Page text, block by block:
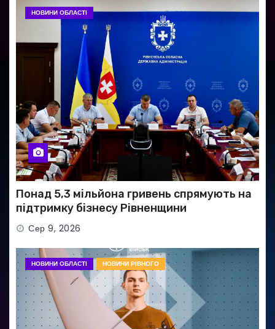
НОВИНИ ОБЛАСТІ
Понад 5,3 мільйона гривень спрямують на
підтримку бізнесу Рівненщини
Сер 9, 2026
НОВИНИ ОБЛАСТІ НОВИНИ РІВНОГО